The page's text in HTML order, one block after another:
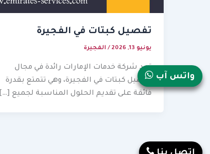
تفصيل كبتات في الفجيرة
يونيو 13, 2026 / الفجيرة
تعد شركة خدمات الإمارات رائدة في مجال
تفصيل كبتات في الفجيرة، وهي تتمتع بقدرة
فائقة على تقديم الحلول المناسبة لجميع […]
واتس آب